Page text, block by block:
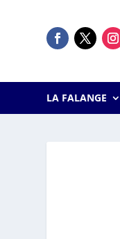
LA FALANGE